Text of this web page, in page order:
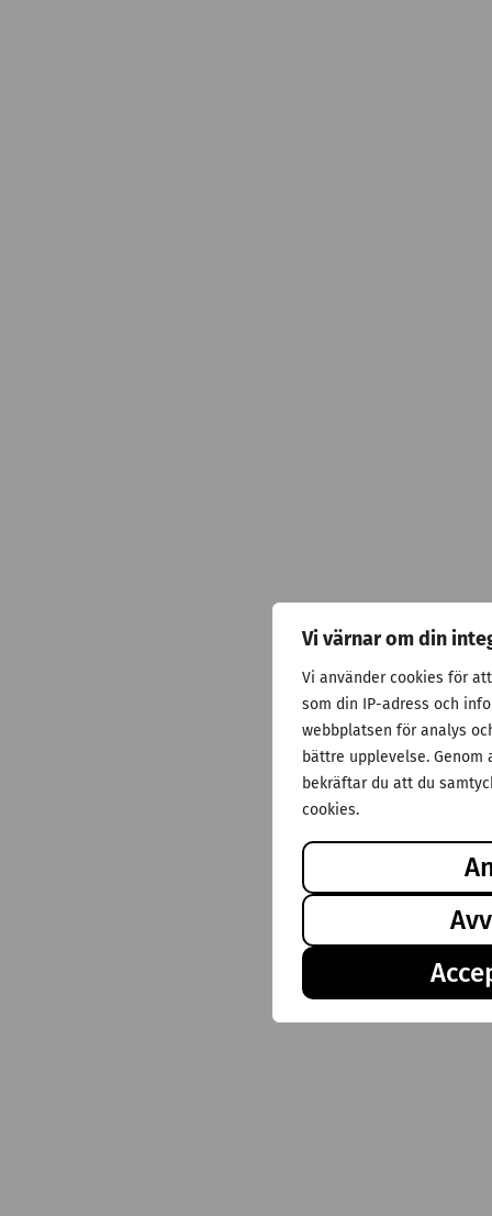
Vi värnar om din
Vi använder cookies för
som din IP-adress och
webbplatsen för analys
bättre upplevelse.
bekräftar du att du
cookies.